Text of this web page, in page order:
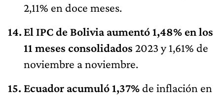
2,11% en doce meses.
El IPC de Bolivia aumentó 1,48% en los
11 meses consolidados 2023 y 1,61% de
noviembre a noviembre.
Ecuador acumuló 1,37% de inflación en